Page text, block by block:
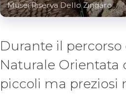
Musei Riserva Dello Zingaro
Durante il percorso
Naturale Orientata
piccoli ma preziosi